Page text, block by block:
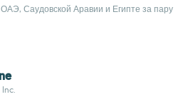
ОАЭ, Саудовской Аравии и Египте за пару